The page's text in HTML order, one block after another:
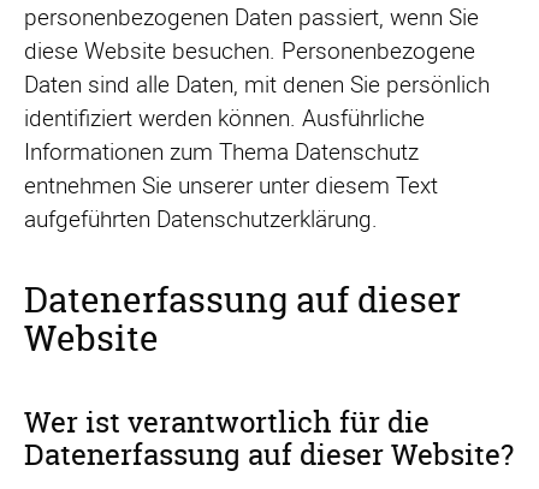
personenbezogenen Daten passiert, wenn Sie
diese Website besuchen. Personenbezogene
Daten sind alle Daten, mit denen Sie persönlich
identifiziert werden können. Ausführliche
Informationen zum Thema Datenschutz
entnehmen Sie unserer unter diesem Text
aufgeführten Datenschutzerklärung.
Datenerfassung auf dieser
Website
Wer ist verantwortlich für die
Datenerfassung auf dieser Website?